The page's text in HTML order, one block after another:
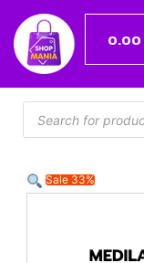
0.00
Sale 33%